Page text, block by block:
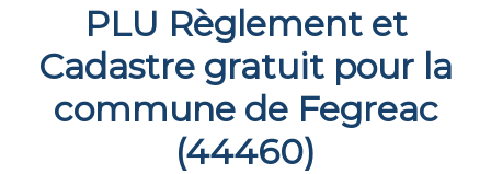
PLU Règlement et
Cadastre gratuit pour la
commune de Fegreac
(44460)